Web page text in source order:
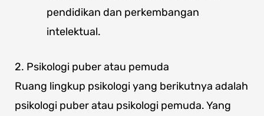
pendidikan dan perkembangan
intelektual.
2. Psikologi puber atau pemuda
Ruang lingkup psikologi yang berikutnya adalah
psikologi puber atau psikologi pemuda. Yang